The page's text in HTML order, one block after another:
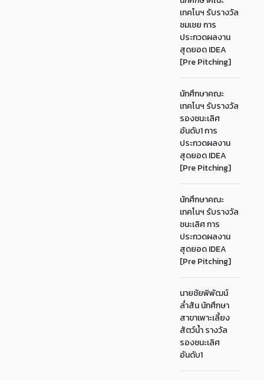
เทคโนฯ รับรางวัล
ชมเชย การ
ประกวดผลงาน
สุดยอด IDEA
[Pre Pitching]
นักศึกษาคณะ
เทคโนฯ รับรางวัล
รองชนะเลิศ
อันดับ1 การ
ประกวดผลงาน
สุดยอด IDEA
[Pre Pitching]
นักศึกษาคณะ
เทคโนฯ รับรางวัล
ชนะเลิศ การ
ประกวดผลงาน
สุดยอด IDEA
[Pre Pitching]
นายชัยพิพัฒน์
ล่ำสัน นักศึกษา
สาขาเพาะเลี้ยง
สัตว์น้ำ รางวัล
รองชนะเลิศ
อันดับ1